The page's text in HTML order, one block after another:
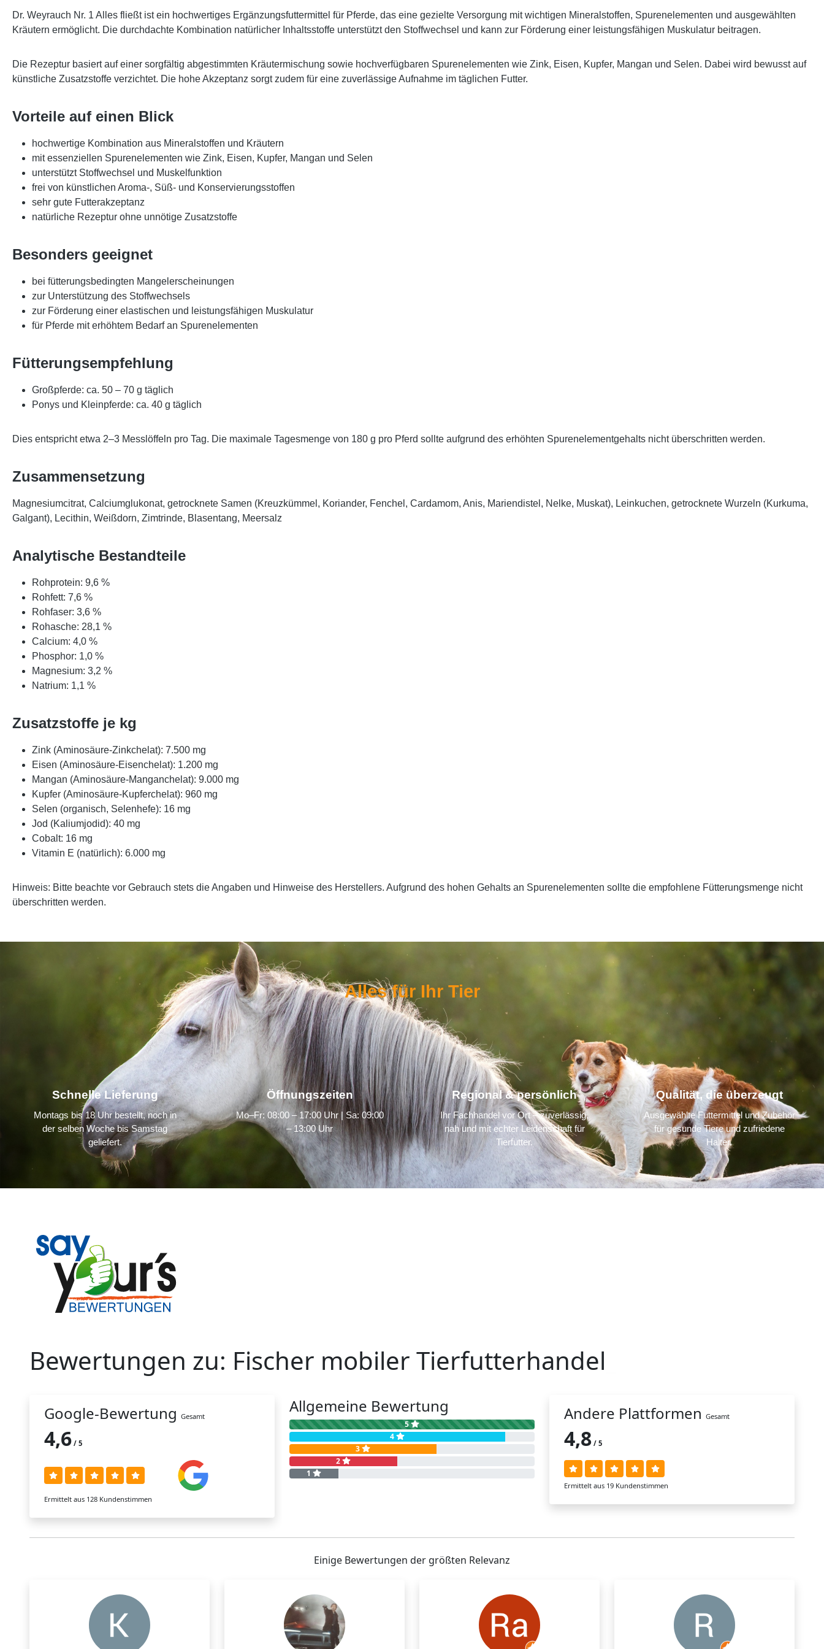
Dr. Weyrauch Nr. 1 Alles fließtist ein hochwertiges Ergänzungsfuttermittel für Pferde, das eine gezielte Versorgung mit wichtigen Mineralstoffen, Spurenelementen und ausgewählten
Kräutern ermöglicht. Die durchdachte Kombination natürlicher Inhaltsstoffe unterstützt den Stoffwechsel und kann zur Förderung einer leistungsfähigen Muskulatur beitragen.
Die Rezeptur basiert auf einer sorgfältig abgestimmten Kräutermischung sowie hochverfügbaren Spurenelementen wie Zink, Eisen, Kupfer, Mangan und Selen. Dabei wird bewusst auf
künstliche Zusatzstoffe verzichtet. Die hohe Akzeptanz sorgt zudem für eine zuverlässige Aufnahme im täglichen Futter.
Vorteile auf einen Blick
hochwertige Kombination aus Mineralstoffen und Kräutern
mit essenziellen Spurenelementen wie Zink, Eisen, Kupfer, Mangan und Selen
unterstützt Stoffwechsel und Muskelfunktion
frei von künstlichen Aroma-, Süß- und Konservierungsstoffen
sehr gute Futterakzeptanz
natürliche Rezeptur ohne unnötige Zusatzstoffe
Besonders geeignet
bei fütterungsbedingten Mangelerscheinungen
zur Unterstützung des Stoffwechsels
zur Förderung einer elastischen und leistungsfähigen Muskulatur
für Pferde mit erhöhtem Bedarf an Spurenelementen
Fütterungsempfehlung
Großpferde: ca. 50 – 70 g täglich
Ponys und Kleinpferde: ca. 40 g täglich
Dies entspricht etwa 2–3 Messlöffeln pro Tag. Die maximale Tagesmenge von 180 g pro Pferd sollte aufgrund des erhöhten Spurenelementgehalts nicht überschritten werden.
Zusammensetzung
Magnesiumcitrat, Calciumglukonat, getrocknete Samen (Kreuzkümmel, Koriander, Fenchel, Cardamom, Anis, Mariendistel, Nelke, Muskat), Leinkuchen, getrocknete Wurzeln (Kurkuma,
Galgant), Lecithin, Weißdorn, Zimtrinde, Blasentang, Meersalz
Analytische Bestandteile
Rohprotein: 9,6 %
Rohfett: 7,6 %
Rohfaser: 3,6 %
Rohasche: 28,1 %
Calcium: 4,0 %
Phosphor: 1,0 %
Magnesium: 3,2 %
Natrium: 1,1 %
Zusatzstoffe je kg
Zink (Aminosäure-Zinkchelat): 7.500 mg
Eisen (Aminosäure-Eisenchelat): 1.200 mg
Mangan (Aminosäure-Manganchelat): 9.000 mg
Kupfer (Aminosäure-Kupferchelat): 960 mg
Selen (organisch, Selenhefe): 16 mg
Jod (Kaliumjodid): 40 mg
Cobalt: 16 mg
Vitamin E (natürlich): 6.000 mg
Hinweis: Bitte beachte vor Gebrauch stets die Angaben und Hinweise des Herstellers. Aufgrund des hohen Gehalts an Spurenelementen sollte die empfohlene Fütterungsmenge nicht
überschritten werden.
Alles für Ihr Tier
Schnelle Lieferung
Montags bis 18 Uhr bestellt, noch in
der selben Woche bis Samstag
geliefert.
Öffnungszeiten
Mo–Fr: 08:00 – 17:00 Uhr | Sa: 09:00
– 13:00 Uhr
Regional & persönlich
Ihr Fachhandel vor Ort – zuverlässig,
nah und mit echter Leidenschaft für
Tierfutter.
Qualität, die überzeugt
Ausgewählte Futtermittel und Zubehör
für gesunde Tiere und zufriedene
Halter.